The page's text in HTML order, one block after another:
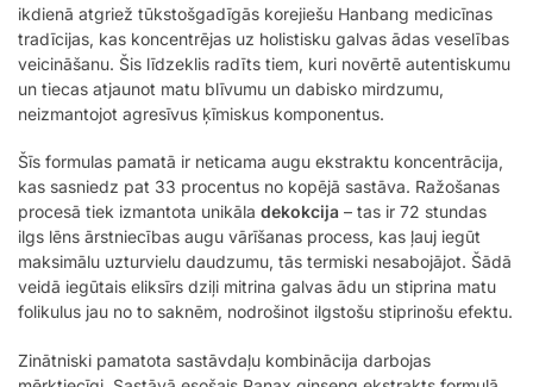
ikdienā atgriež tūkstošgadīgās korejiešu Hanbang medicīnas
tradīcijas, kas koncentrējas uz holistisku galvas ādas veselības
veicināšanu. Šis līdzeklis radīts tiem, kuri novērtē autentiskumu
un tiecas atjaunot matu blīvumu un dabisko mirdzumu,
neizmantojot agresīvus ķīmiskus komponentus.
Šīs formulas pamatā ir neticama augu ekstraktu koncentrācija,
kas sasniedz pat 33 procentus no kopējā sastāva. Ražošanas
procesā tiek izmantota unikāla dekokcija – tas ir 72 stundas
ilgs lēns ārstniecības augu vārīšanas process, kas ļauj iegūt
maksimālu uzturvielu daudzumu, tās termiski nesabojājot. Šādā
veidā iegūtais eliksīrs dziļi mitrina galvas ādu un stiprina matu
folikulus jau no to saknēm, nodrošinot ilgstošu stiprinošu efektu.
Zinātniski pamatota sastāvdaļu kombinācija darbojas